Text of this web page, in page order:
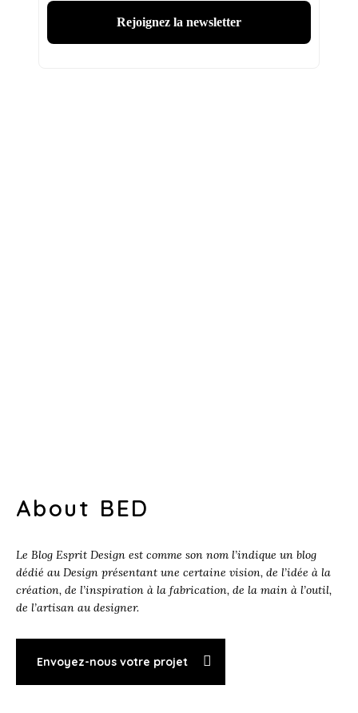
About BED
Le Blog Esprit Design est comme son nom l’indique un blog
dédié au Design présentant une certaine vision, de l’idée à la
création, de l’inspiration à la fabrication, de la main à l’outil,
de l’artisan au designer.
Envoyez-nous votre projet